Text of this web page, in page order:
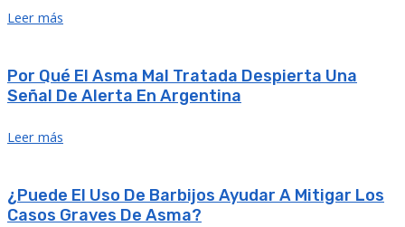
Leer más
Por Qué El Asma Mal Tratada Despierta Una
Señal De Alerta En Argentina
Leer más
¿Puede El Uso De Barbijos Ayudar A Mitigar Los
Casos Graves De Asma?